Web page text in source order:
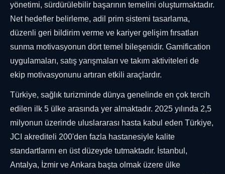
yönetimi, sürdürülebilir başarının temelini oluşturmaktadır.
Net hedefler belirleme, adil prim sistemi tasarlama,
düzenli geri bildirim verme ve kariyer gelişim fırsatları
sunma motivasyonun dört temel bileşenidir. Gamification
uygulamaları, satış yarışmaları ve takım aktiviteleri de
ekip motivasyonunu artıran etkili araçlardır.
Türkiye, sağlık turizminde dünya genelinde en çok tercih
edilen ilk 5 ülke arasında yer almaktadır. 2025 yılında 2,5
milyonun üzerinde uluslararası hasta kabul eden Türkiye,
JCI akrediteli 200'den fazla hastanesiyle kalite
standartlarını en üst düzeyde tutmaktadır. İstanbul,
Antalya, İzmir ve Ankara başta olmak üzere ülke